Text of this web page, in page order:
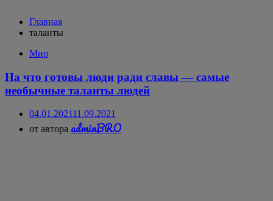
Главная
таланты
Мир
На что готовы люди ради славы — самые
необычные таланты людей
04.01.202111.09.2021
от автора adminBRO